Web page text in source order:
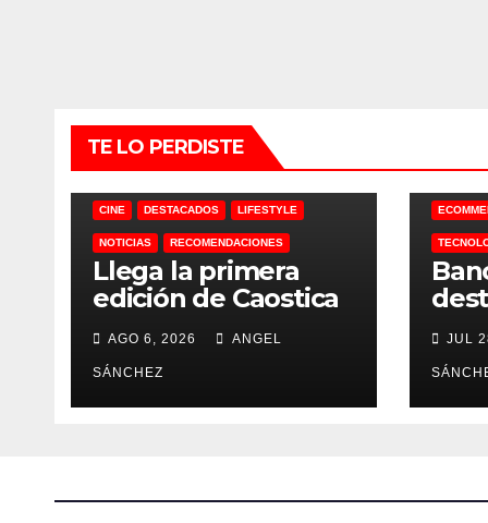
TE LO PERDISTE
CINE DESTACADOS LIFESTYLE
NOTICIAS RECOMENDACIONES
Llega la primera
edición de Caostica
AGO 6, 2026 ANGEL
SÁNCHEZ
JUL